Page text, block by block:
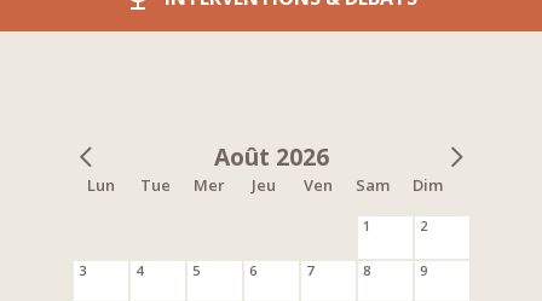
Août 2026
Lun Tue Mer Jeu Ven Sam Dim
1 2
3 4 5 6 7 8 9